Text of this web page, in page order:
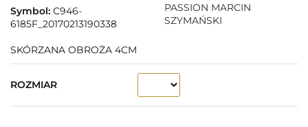
Symbol: C946-
6185F_20170213190338
PASSION MARCIN
SZYMAŃSKI
SKÓRZANA OBROŻA 4CM
ROZMIAR